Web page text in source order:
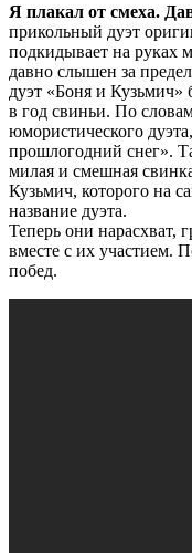
Я плакал от смеха.
прикольный дуэт
подкидывает на руках
давно слышен за
дуэт «Боня и Кузьмич»
в год свиньи. По
юмористического
прошлогодний снег».
милая и смешная
Кузьмич, которого на
название дуэта.
Теперь они нарасхват,
вместе с их участием.
побед.